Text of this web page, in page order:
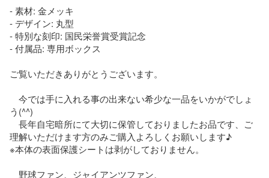
- 素材: 金メッキ
- デザイン: 丸型
- 特別な刻印: 国民栄誉賞受賞記念
- 付属品: 専用ボックス
ご覧いただきありがとうございます。
今では手に入れる事の出来ない希少な一品をいかがでしょ
う(^^)
長年自宅暗所にて大切に保管しておりましたお品です、ご
理解いただけます方のみご購入よろしくお願いします♪
※本体の表面保護シートは剥がしておりません。
野球ファン、ジャイアンツファン、